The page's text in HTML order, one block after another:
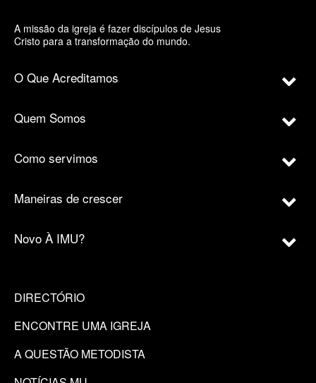
A missão da igreja é fazer discípulos de Jesus
Cristo para a transformação do mundo.
O Que Acreditamos
Quem Somos
Como servimos
Maneiras de crescer
Novo À IMU?
DIRECTÓRIO
ENCONTRE UMA IGREJA
A QUESTÃO METODISTA